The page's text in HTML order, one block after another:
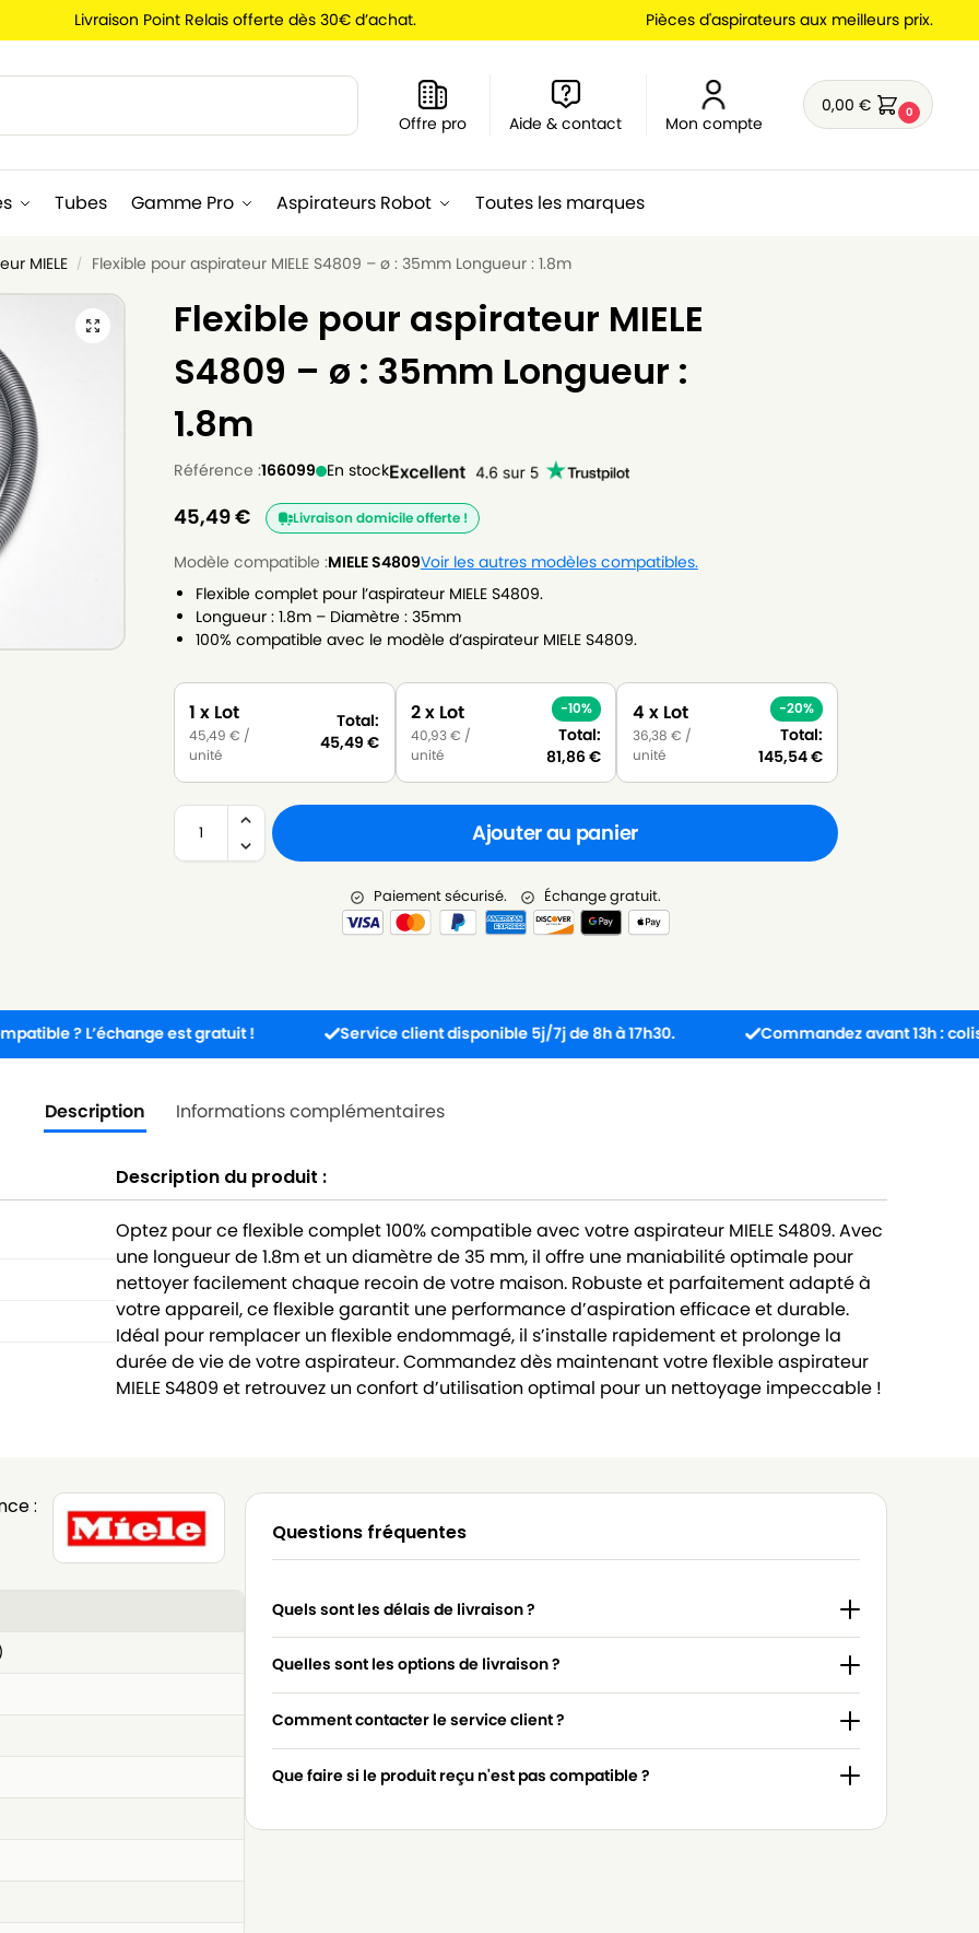
Livraison Point Relais offerte dès 30€ d’achat. Pièces d'aspirateurs aux meilleurs prix.
Offre pro Aide & contact Mon compte
0,00€ 0
Tubes Gamme Pro Aspirateurs Robot Toutes les marques
MIELE / Flexible pour aspirateur MIELE S4809 – ø : 35mm Longueur : 1.8m
Flexible pour aspirateur MIELE
S4809 – ø : 35mm Longueur :
1.8m
Référence :166099 En stock
45,49€ Livraison domicile offerte !
Modèle compatible :MIELE S4809Voir les autres modèles compatibles.
Flexible complet pour l’aspirateur MIELE S4809.
Longueur : 1.8m – Diamètre : 35mm
100% compatible avec le modèle d’aspirateur MIELE S4809.
1 x Lot
45,49€ /
unité
Total:
45,49 €
2 x Lot
40,93€ /
unité
-10%
Total:
81,86€
4 x Lot
36,38 € /
unité
-20%
Total:
145,54€
Ajouter au panier
Paiement sécurisé. Échange gratuit.
L’échange est gratuit ! Service client disponible 5j/7j de 8h à 17h30. Commandez avant 13h : colis
Description Informations complémentaires
Description du produit :
Optez pour ce flexible complet 100% compatible avec votre aspirateur MIELE S4809. Avec
une longueur de 1.8m et un diamètre de 35 mm, il offre une maniabilité optimale pour
nettoyer facilement chaque recoin de votre maison. Robuste et parfaitement adapté à
votre appareil, ce flexible garantit une performance d’aspiration efficace et durable.
Idéal pour remplacer un flexible endommagé, il s’installe rapidement et prolonge la
durée de vie de votre aspirateur. Commandez dès maintenant votre flexible aspirateur
MIELE S4809 et retrouvez un confort d’utilisation optimal pour un nettoyage impeccable !
:
Questions fréquentes
Quels sont les délais de livraison ?
Quelles sont les options de livraison ?
Comment contacter le service client ?
Que faire si le produit reçu n'est pas compatible ?